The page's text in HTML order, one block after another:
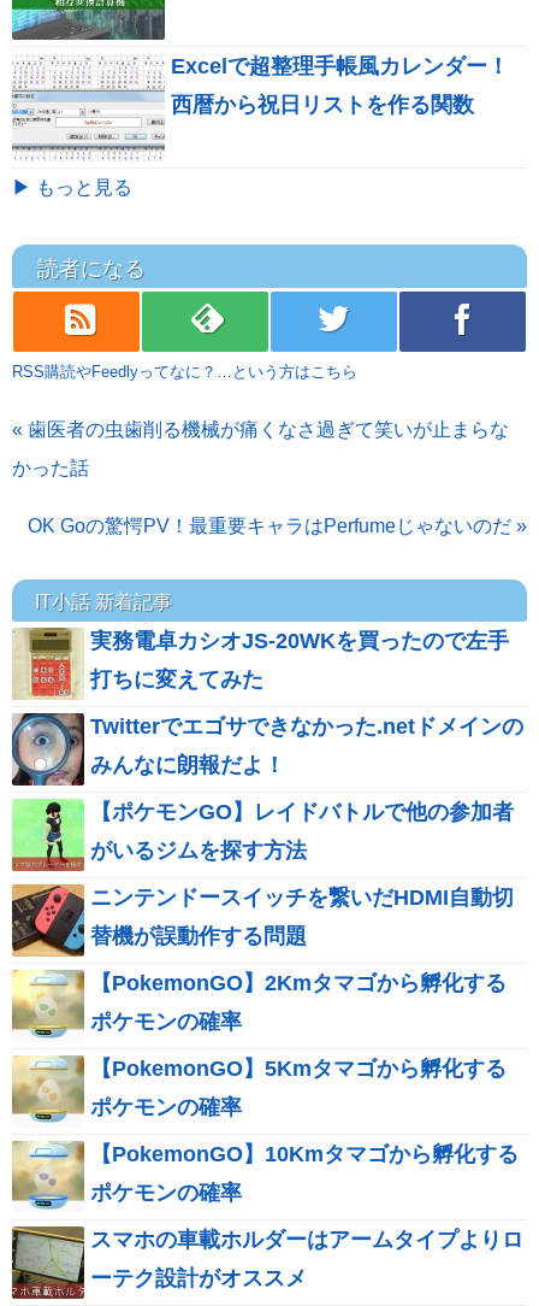
Excelで超整理手帳風カレンダー！
西暦から祝日リストを作る関数
▶ もっと見る
読者になる
rss feedly twitter facebook
RSS購読やFeedlyってなに？…という方はこちら
« 歯医者の虫歯削る機械が痛くなさ過ぎて笑いが止まらな
かった話
OK Goの驚愕PV！最重要キャラはPerfumeじゃないのだ »
IT小話 新着記事
実務電卓カシオJS-20WKを買ったので左手
打ちに変えてみた
Twitterでエゴサできなかった.netドメインの
みんなに朗報だよ！
【ポケモンGO】レイドバトルで他の参加者
がいるジムを探す方法
ニンテンドースイッチを繋いだHDMI自動切
替機が誤動作する問題
【PokemonGO】2Kmタマゴから孵化する
ポケモンの確率
【PokemonGO】5Kmタマゴから孵化する
ポケモンの確率
【PokemonGO】10Kmタマゴから孵化する
ポケモンの確率
スマホの車載ホルダーはアームタイプよりロ
ーテク設計がオススメ